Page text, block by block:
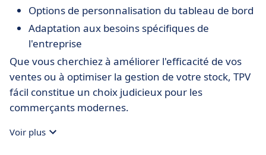
Options de personnalisation du tableau de bord
Adaptation aux besoins spécifiques de
l'entreprise
Que vous cherchiez à améliorer l'efficacité de vos
ventes ou à optimiser la gestion de votre stock, TPV
fácil constitue un choix judicieux pour les
commerçants modernes.
Voir plus